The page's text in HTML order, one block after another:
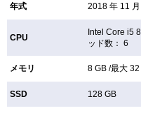
年式 2018 年 11
CPU
Intel Core i5
ッド数： 6
メモリ 8 GB /最大 32
SSD 128 GB